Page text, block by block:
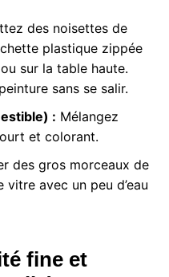
des noisettes de
plastique zippée
sur la table haute.
sans se salir.
: Mélangez
et colorant.
des gros morceaux de
avec un peu d’eau
fine et